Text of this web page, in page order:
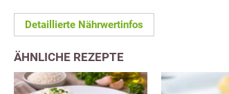
Detaillierte Nährwertinfos
ÄHNLICHE REZEPTE